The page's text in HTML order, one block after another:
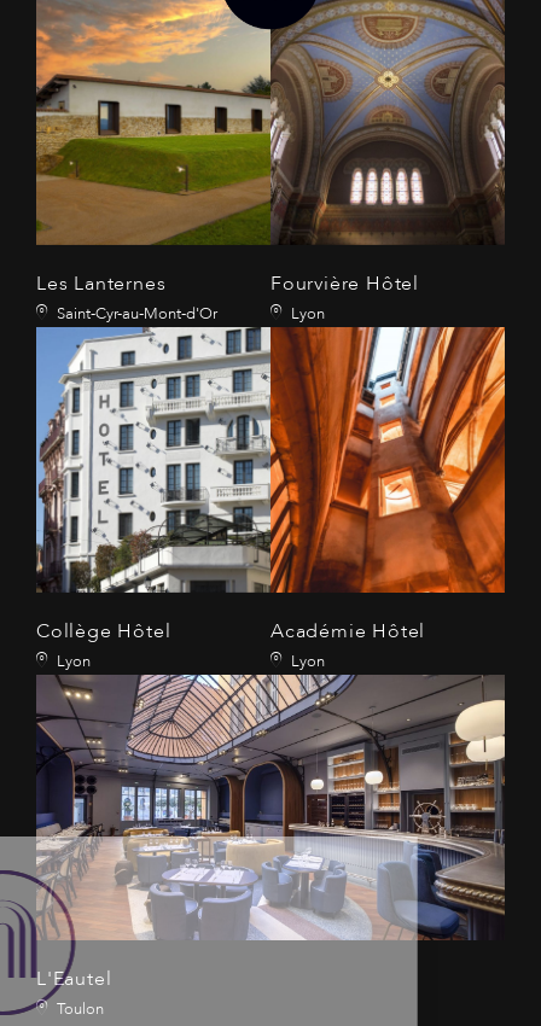
Les Lanternes
Saint-Cyr-au-Mont-d'Or
Fourvière Hôtel
Lyon
Collège Hôtel
Lyon
Académie Hôtel
Lyon
L'Eautel
Toulon